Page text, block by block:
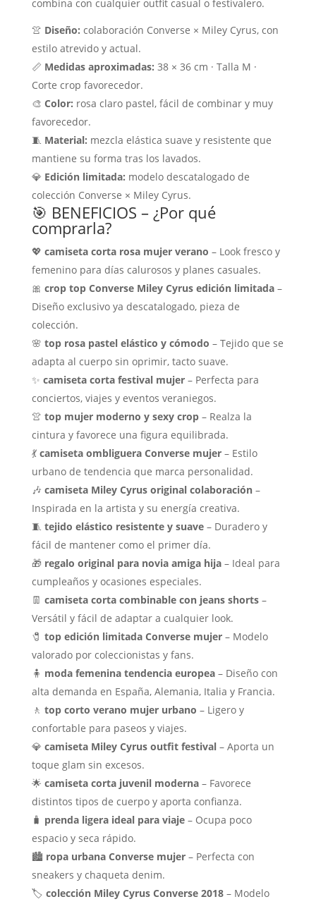
combina con cualquier outfit casual o festivalero.
👚 Diseño: colaboración Converse × Miley Cyrus, con
estilo atrevido y actual.
📏 Medidas aproximadas: 38 × 36 cm · Talla M ·
Corte crop favorecedor.
🎨 Color: rosa claro pastel, fácil de combinar y muy
favorecedor.
🧵 Material: mezcla elástica suave y resistente que
mantiene su forma tras los lavados.
💎 Edición limitada: modelo descatalogado de
colección Converse × Miley Cyrus.
🎯 BENEFICIOS – ¿Por qué
comprarla?
💖 camiseta corta rosa mujer verano – Look fresco y
femenino para días calurosos y planes casuales.
🎀 crop top Converse Miley Cyrus edición limitada–
Diseño exclusivo ya descatalogado, pieza de
colección.
🌸 top rosa pastel elástico y cómodo – Tejido que se
adapta al cuerpo sin oprimir, tacto suave.
✨ camiseta corta festival mujer– Perfecta para
conciertos, viajes y eventos veraniegos.
👚 top mujer moderno y sexy crop– Realza la
cintura y favorece una figura equilibrada.
💃 camiseta ombliguera Converse mujer– Estilo
urbano de tendencia que marca personalidad.
🎶 camiseta Miley Cyrus original colaboración–
Inspirada en la artista y su energía creativa.
🧵 tejido elástico resistente y suave– Duradero y
fácil de mantener como el primer día.
🎁 regalo original para novia amiga hija– Ideal para
cumpleaños y ocasiones especiales.
👖 camiseta corta combinable con jeans shorts–
Versátil y fácil de adaptar a cualquier look.
🧷 top edición limitada Converse mujer– Modelo
valorado por coleccionistas y fans.
🧍 moda femenina tendencia europea– Diseño con
alta demanda en España, Alemania, Italia y Francia.
🚶 top corto verano mujer urbano – Ligero y
confortable para paseos y viajes.
💎 camiseta Miley Cyrus outfit festival– Aporta un
toque glam sin excesos.
🌟 camiseta corta juvenil moderna– Favorece
distintos tipos de cuerpo y aporta confianza.
🧳 prenda ligera ideal para viaje– Ocupa poco
espacio y seca rápido.
🏙️ ropa urbana Converse mujer– Perfecta con
sneakers y chaqueta denim.
🏷️ colección Miley Cyrus Converse 2018– Modelo